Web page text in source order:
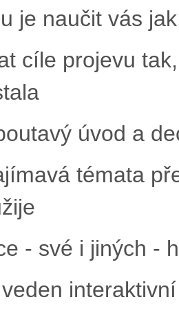
je naučit vás
cíle projevu
úvod a
témata
- své i jiných -